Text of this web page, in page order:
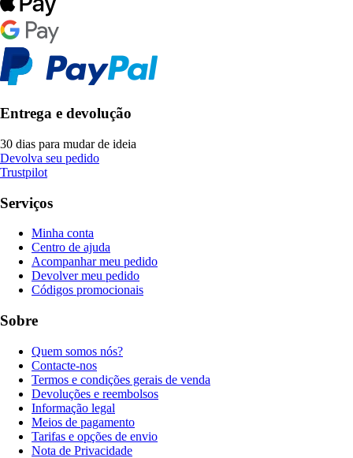
Entrega e devolução
30 dias para mudar de ideia
Devolva seu pedido
Trustpilot
Serviços
Minha conta
Centro de ajuda
Acompanhar meu pedido
Devolver meu pedido
Códigos promocionais
Sobre
Quem somos nós?
Contacte-nos
Termos e condições gerais de venda
Devoluções e reembolsos
Informação legal
Meios de pagamento
Tarifas e opções de envio
Nota de Privacidade